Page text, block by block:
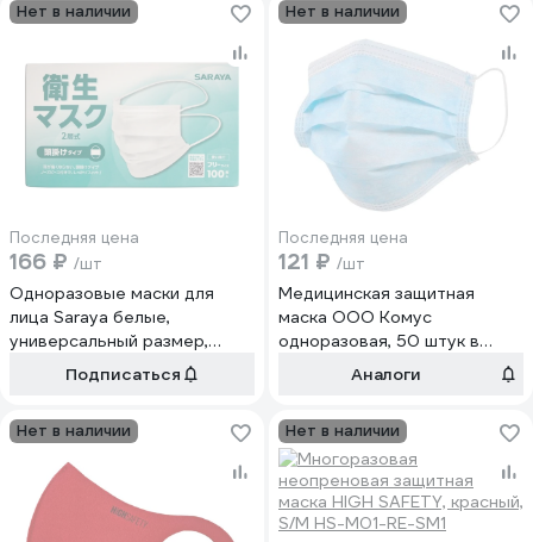
Нет в наличии
Последняя цена
166 ₽ /шт
Одноразовые маски для
лица Saraya белые,
универсальный размер,
двуслойные, c завязками за
головой, нетканый материал,
Подписаться
Нет в наличии
Последняя цена
121 ₽ /шт
Медицинская защитная
маска ООО Комус
одноразовая, 50 штук в
упаковке 1412981
Аналоги
Нет в наличии Нет в наличии